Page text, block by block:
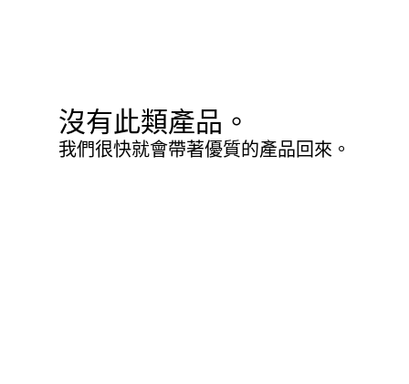
沒有此類產品。
我們很快就會帶著優質的產品回來。